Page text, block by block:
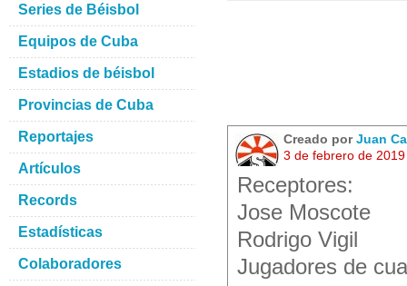
Creado porJuan
3 de febrero de
Receptores:
Jose Moscote
Rodrigo Vigil
Jugadores de
Series de Béisbol
Equipos de Cuba
Estadios de béisbol
Provincias de Cuba
Reportajes
Artículos
Records
Estadísticas
Colaboradores